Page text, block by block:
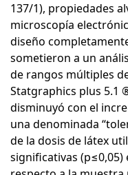
137/1), propiedades
microscopía
diseño
sometieron a un
de rangos múltiples
Statgraphics plus 5.1
disminuyó con el
una denominada
de la dosis de látex
significativas